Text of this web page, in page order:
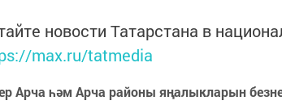
новости Татарстана в
max.ru/tatmedia
Арча һәм Арча районы яңалыкларын